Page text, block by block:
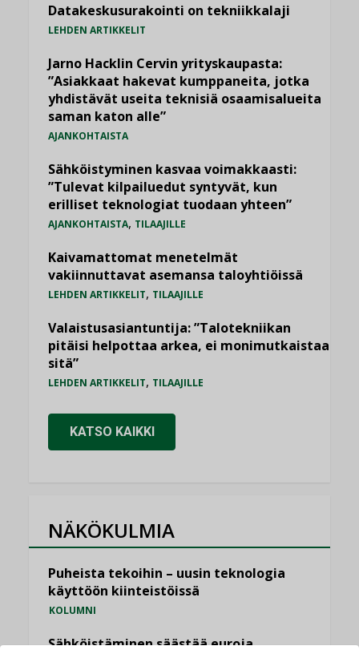
Datakeskusurakointi on tekniikkalaji
LEHDEN ARTIKKELIT
Jarno Hacklin Cervin yrityskaupasta:
”Asiakkaat hakevat kumppaneita, jotka
yhdistävät useita teknisiä osaamisalueita
saman katon alle”
AJANKOHTAISTA
Sähköistyminen kasvaa voimakkaasti:
”Tulevat kilpailuedut syntyvät, kun
erilliset teknologiat tuodaan yhteen”
AJANKOHTAISTA, TILAAJILLE
Kaivamattomat menetelmät
vakiinnuttavat asemansa taloyhtiöissä
LEHDEN ARTIKKELIT, TILAAJILLE
Valaistusasiantuntija: ”Talotekniikan
pitäisi helpottaa arkea, ei monimutkaistaa
sitä”
LEHDEN ARTIKKELIT, TILAAJILLE
KATSO KAIKKI
NÄKÖKULMIA
Puheista tekoihin – uusin teknologia
käyttöön kiinteistöissä
KOLUMNI
Sähköistäminen säästää euroja